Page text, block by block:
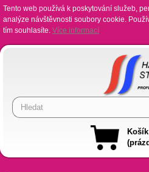
Tento web používá k poskytování služeb,
analýze návštěvnosti soubory cookie.
tím souhlasíte. Více informací
Košík